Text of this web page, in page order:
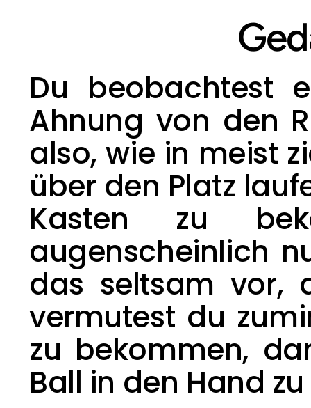
Du beobachtest
Ahnung von den
also, wie in meist
über den Platz
Kasten zu
augenscheinlich
das seltsam vor,
vermutest du
zu bekommen,
Ball in den Hand